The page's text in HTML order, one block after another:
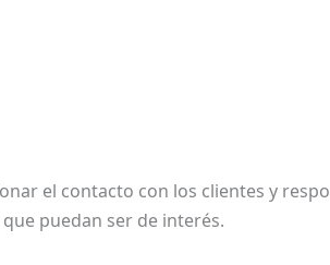
el contacto con los clientes y
puedan ser de interés.